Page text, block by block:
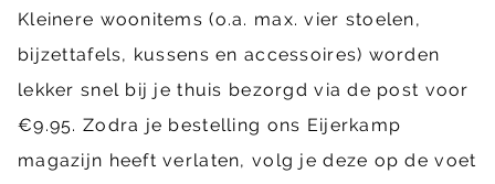
Kleinere woonitems (o.a. max. vier stoelen,
bijzettafels, kussens en accessoires) worden
lekker snel bij je thuis bezorgd via de post voor
€9.95. Zodra je bestelling ons Eijerkamp
magazijn heeft verlaten, volg je deze op de voet